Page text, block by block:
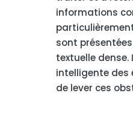
informations
sont
textuelle
intelligente des
de lever ces